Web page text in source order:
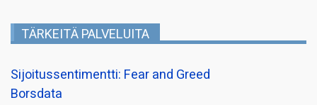
TÄRKEITÄ PALVELUITA
Sijoitussentimentti: Fear and Greed
Borsdata